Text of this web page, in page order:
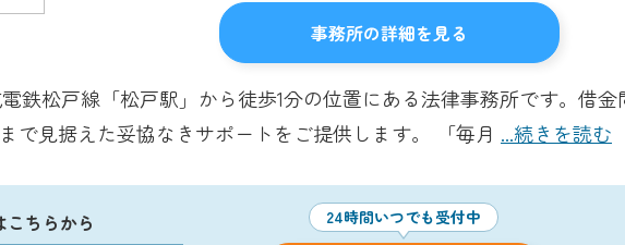
事務所の詳細を見る
鉄松戸線「松戸駅」から徒歩1分の位置にある法律事務所です。借金
で見据えた妥協なきサポートをご提供します。 「毎月 ...続きを読む
こちらから 24時間いつでも受付中